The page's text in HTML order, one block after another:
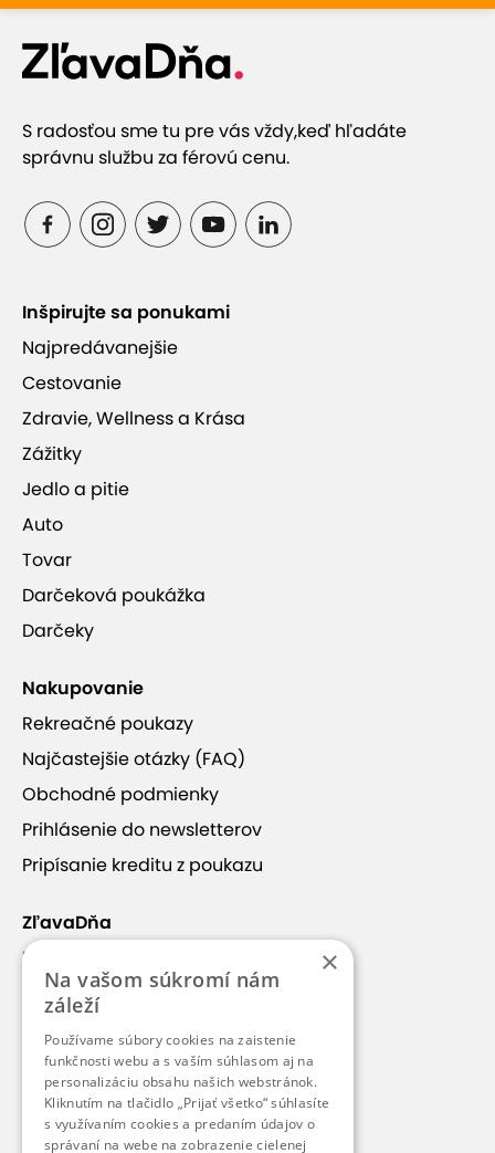
S radosťou sme tu pre vás vždy,keď hľadáte
správnu službu za férovú cenu.
Inšpirujte sa ponukami
Najpredávanejšie
Cestovanie
Zdravie, Wellness a Krása
Zážitky
Jedlo a pitie
Auto
Tovar
Darčeková poukážka
Darčeky
Nakupovanie
Rekreačné poukazy
Najčastejšie otázky (FAQ)
Obchodné podmienky
Prihlásenie do newsletterov
Pripísanie kreditu z poukazu
ZľavaDňa
Náš príbeh
Kontakt
Kariéra
Blog
Pre médiá
Pre partnerov
×
Na vašom súkromí nám
záleží
Používame súbory cookies na zaistenie
funkčnosti webu a s vaším súhlasom aj na
personalizáciu obsahu našich webstránok.
Kliknutím na tlačidlo „Prijať všetko“ súhlasíte
s využívaním cookies a predaním údajov o
správaní na webe na zobrazenie cielenej